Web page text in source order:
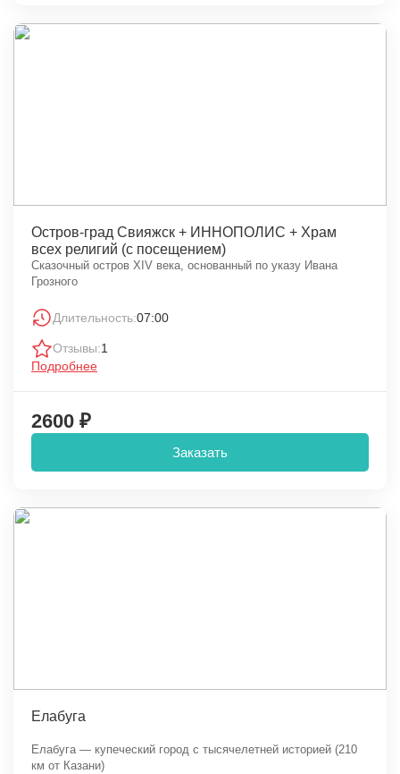
Остров-град Свияжск + ИННОПОЛИС + Храм
всех религий (с посещением)
Сказочный остров XIV века, основанный по указу Ивана
Грозного
Длительность:07:00
Отзывы:1
Подробнее
2600 ₽
Заказать
Елабуга
Елабуга — купеческий город с тысячелетней историей (210
км от Казани)